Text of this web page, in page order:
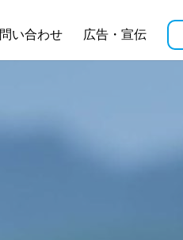
問い合わせ 広告・宣伝